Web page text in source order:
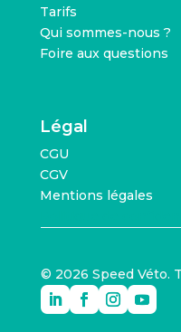
Tarifs
Qui sommes-nous ?
Foire aux questions
Légal
CGU
CGV
Mentions légales
© 2026 Speed Véto.